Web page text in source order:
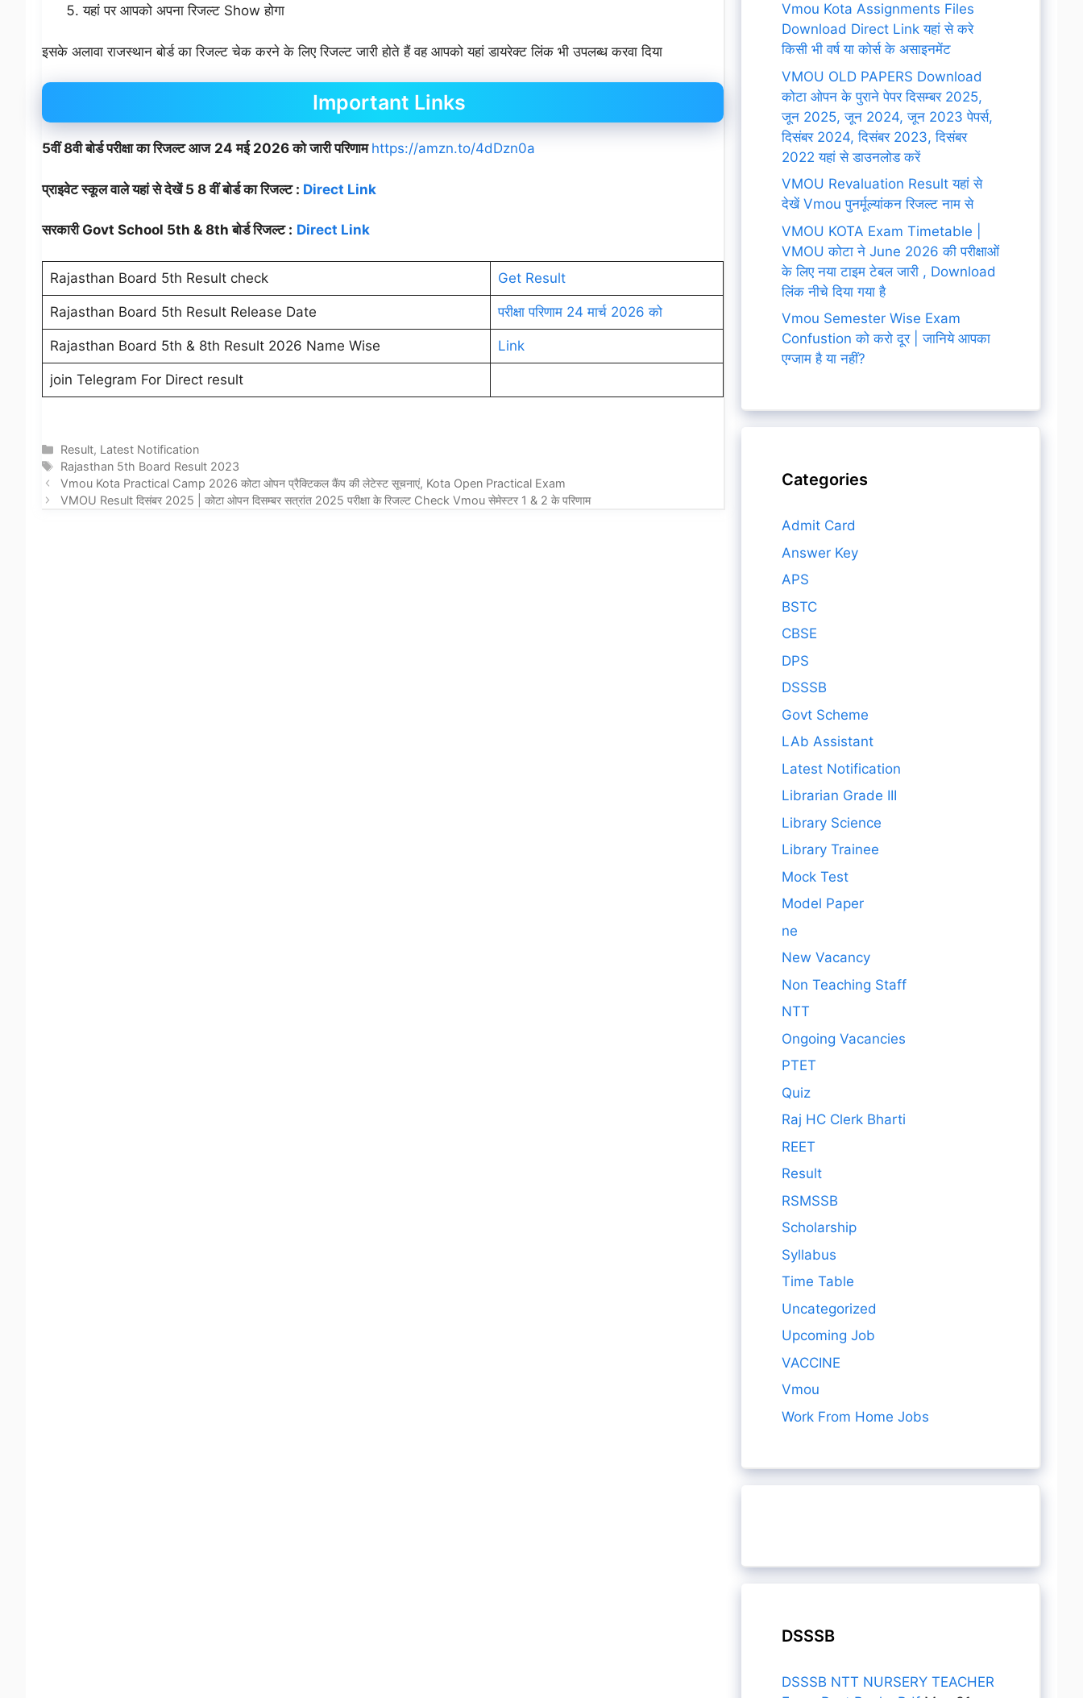
यहां पर आपको अपना रिजल्ट Show होगा
इसके अलावा राजस्थान बोर्ड का रिजल्ट चेक करने के लिए रिजल्ट जारी होते हैं वह आपको यहां डायरेक्ट लिंक भी उपलब्ध करवा दिया
Important Links
5वीं 8वी बोर्ड परीक्षा का रिजल्ट आज 24 मई 2026 को जारी परिणाम https://amzn.to/4dDzn0a
प्राइवेट स्कूल वाले यहां से देखें 5 8 वीं बोर्ड का रिजल्ट : Direct Link
सरकारी Govt School 5th & 8th बोर्ड रिजल्ट : Direct Link
Rajasthan Board 5th Result check Get Result
Rajasthan Board 5th Result Release Date परीक्षा परिणाम 24 मार्च 2026 को
Rajasthan Board 5th & 8th Result 2026 Name Wise Link
join Telegram For Direct result
Categories
Result, Latest Notification
Tags
Rajasthan 5th Board Result 2023
Vmou Kota Practical Camp 2026 कोटा ओपन प्रैक्टिकल कैंप की लेटेस्ट सूचनाएं, Kota Open Practical Exam
VMOU Result दिसंबर 2025 | कोटा ओपन दिसम्बर सत्रांत 2025 परीक्षा के रिजल्ट Check Vmou सेमेस्टर 1 & 2 के परिणाम
Vmou Kota Assignments Files
Download Direct Link यहां से करे
किसी भी वर्ष या कोर्स के असाइनमेंट
VMOU OLD PAPERS Download
कोटा ओपन के पुराने पेपर दिसम्बर 2025,
जून 2025, जून 2024, जून 2023 पेपर्स,
दिसंबर 2024, दिसंबर 2023, दिसंबर
2022 यहां से डाउनलोड करें
VMOU Revaluation Result यहां से
देखें Vmou पुनर्मूल्यांकन रिजल्ट नाम से
VMOU KOTA Exam Timetable |
VMOU कोटा ने June 2026 की परीक्षाओं
के लिए नया टाइम टेबल जारी , Download
लिंक नीचे दिया गया है
Vmou Semester Wise Exam
Confustion को करो दूर | जानिये आपका
एग्जाम है या नहीं?
Categories
Admit Card
Answer Key
APS
BSTC
CBSE
DPS
DSSSB
Govt Scheme
LAb Assistant
Latest Notification
Librarian Grade III
Library Science
Library Trainee
Mock Test
Model Paper
ne
New Vacancy
Non Teaching Staff
NTT
Ongoing Vacancies
PTET
Quiz
Raj HC Clerk Bharti
REET
Result
RSMSSB
Scholarship
Syllabus
Time Table
Uncategorized
Upcoming Job
VACCINE
Vmou
Work From Home Jobs
DSSSB
DSSSB NTT NURSERY TEACHER